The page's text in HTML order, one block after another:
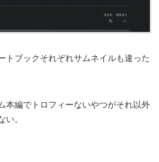
トブックそれぞれサムネイルも違った
本編でトロフィーないやつがそれ以外
い。